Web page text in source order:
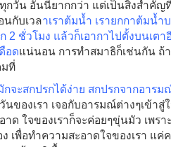
กวัน อันนี้ยากกว่า แต่เป็นสิ่งสำคัญ
นกับเวลาเราต้มน้ำ เรายกกาต้มน้
2 ชั่วโมง แล้วก็เอากาไปตั้งบนเต
อดแน่นอน การทำสมาธิก็เช่นกัน ถ้
มที่
กจะสกปรกได้ง่าย สกปรกจากอาร
นของเรา เจอกับอารมณ์ต่างๆเข้าสู่
าด ใจของเราก็จะค่อยๆขุ่นมัว เพร
ง เพื่อทำความสะอาดใจของเรา แ